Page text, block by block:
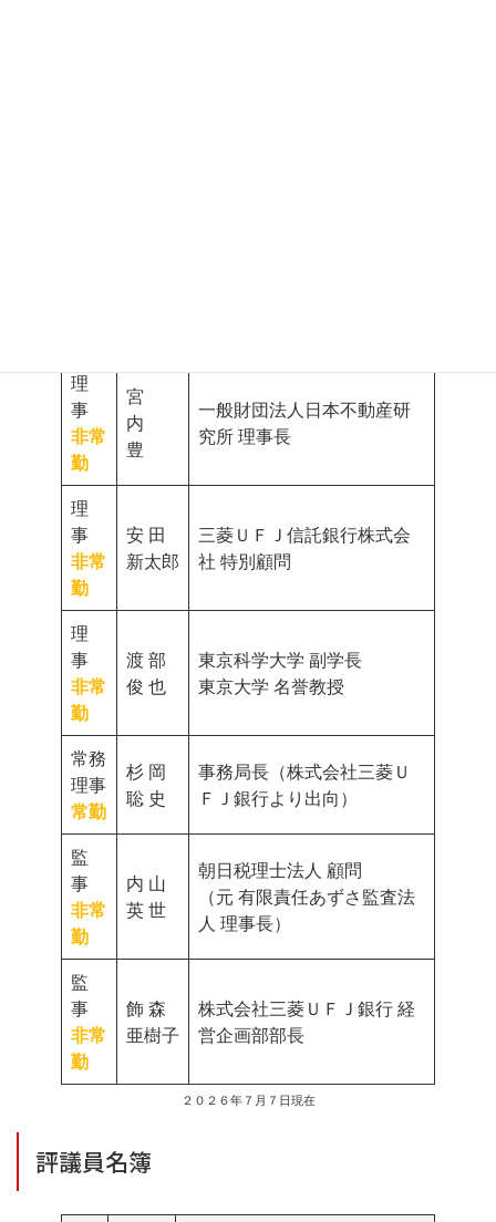
理
事
非常
勤
宮
内
豊
一般財団法人日本不動産研
究所 理事長
理
事
非常
勤
安 田
新太郎
三菱ＵＦＪ信託銀行株式会
社 特別顧問
理
事
非常
勤
渡 部
俊 也
東京科学大学 副学長
東京大学 名誉教授
常務
理事
常勤
杉 岡
聡 史
事務局長（株式会社三菱Ｕ
ＦＪ銀行より出向）
監
事
非常
勤
内 山
英 世
朝日税理士法人 顧問
（元 有限責任あずさ監査法
人 理事長）
監
事
非常
勤
飾 森
亜樹子
株式会社三菱ＵＦＪ銀行 経
営企画部部長
２０２６年７月７日現在
評議員名簿